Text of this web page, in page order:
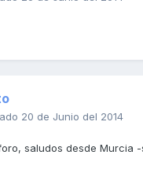
20 de Junio del 2014
saludos desde Murcia